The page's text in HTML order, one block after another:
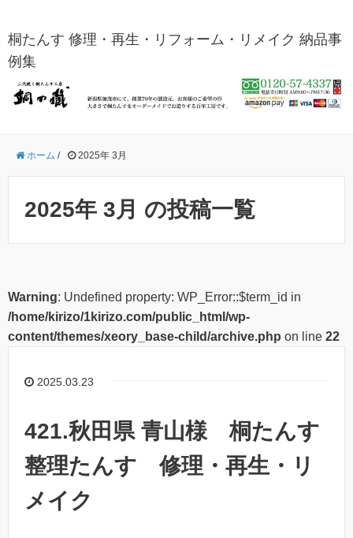
桐たんす 修理・再生・リフォーム・リメイク 納品事
例集
ホーム / 2025年 3月
2025年 3月 の投稿一覧
Warning: Undefined property: WP_Error::$term_id in
/home/kirizo/1kirizo.com/public_html/wp-
content/themes/xeory_base-child/archive.php on line 22
2025.03.23
421.秋田県 青山様 桐たんす
整理たんす 修理・再生・リ
メイク